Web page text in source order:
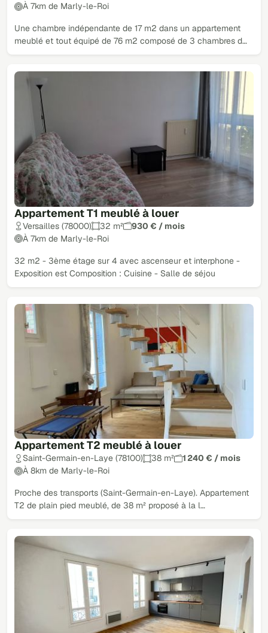
À 7km de Marly-le-Roi
Une chambre indépendante de 17 m2 dans un appartement
meublé et tout équipé de 76 m2 composé de 3 chambres d…
Appartement T1 meublé à louer
Versailles (78000) 32 m²
930 € / mois
À 7km de Marly-le-Roi
32 m2 - 3ème étage sur 4 avec ascenseur et interphone -
Exposition est Composition : Cuisine - Salle de séjou
Appartement T2 meublé à louer
Saint-Germain-en-Laye (78100) 38 m²
1 240 € / mois
À 8km de Marly-le-Roi
Proche des transports (Saint-Germain-en-Laye). Appartement
T2 de plain pied meublé, de 38 m² proposé à la l…